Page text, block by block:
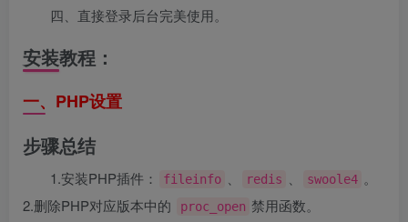
四、直接登录后台完美使用。
安装教程：
一、PHP设置
步骤总结
1.安装PHP插件： fileinfo 、 redis 、 swoole4 。
2.删除PHP对应版本中的
proc_open 禁用函数。